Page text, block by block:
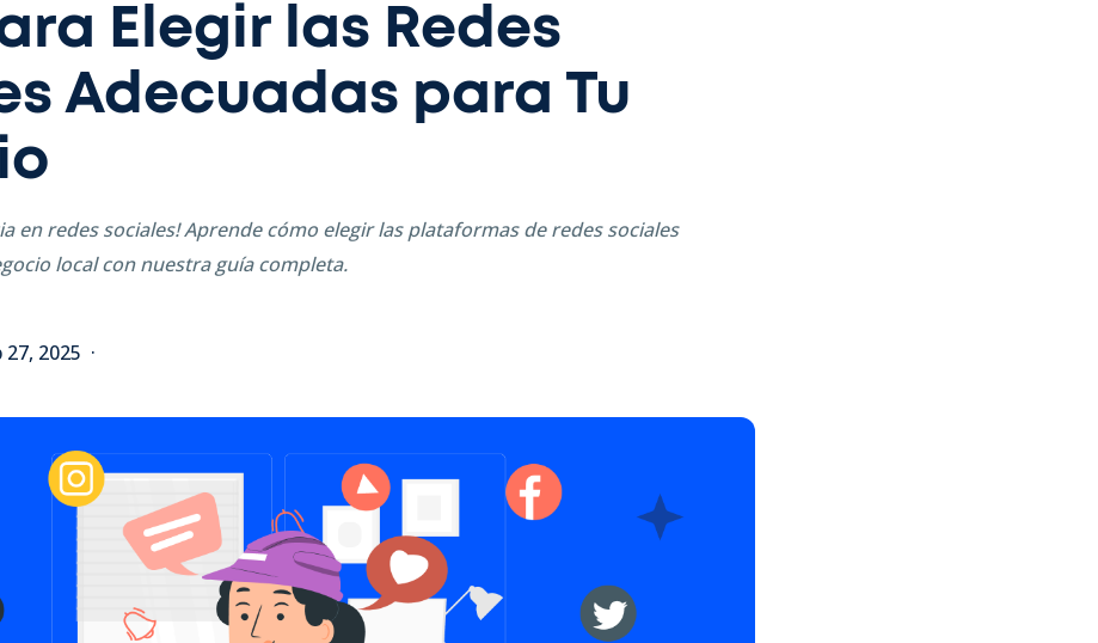
Elegir las Redes
Adecuadas para Tu
en redes sociales! Aprende cómo elegir las plataformas de redes sociales
local con nuestra guía completa.
27, 2025